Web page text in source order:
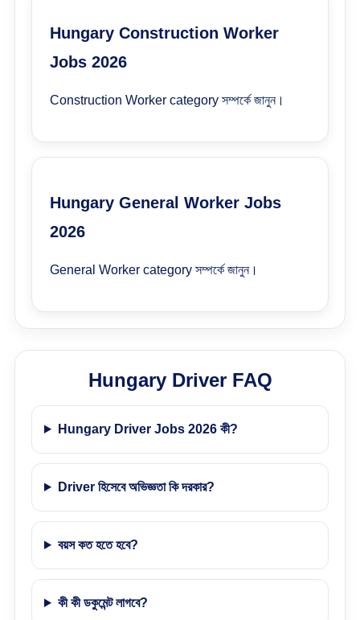
Hungary Construction Worker
Jobs 2026
Construction Worker category সম্পর্কে জানুন।
Hungary General Worker Jobs
2026
General Worker category সম্পর্কে জানুন।
Hungary Driver FAQ
Hungary Driver Jobs 2026 কী?
Driver হিসেবে অভিজ্ঞতা কি দরকার?
বয়স কত হতে হবে?
কী কী ডকুমেন্ট লাগবে?